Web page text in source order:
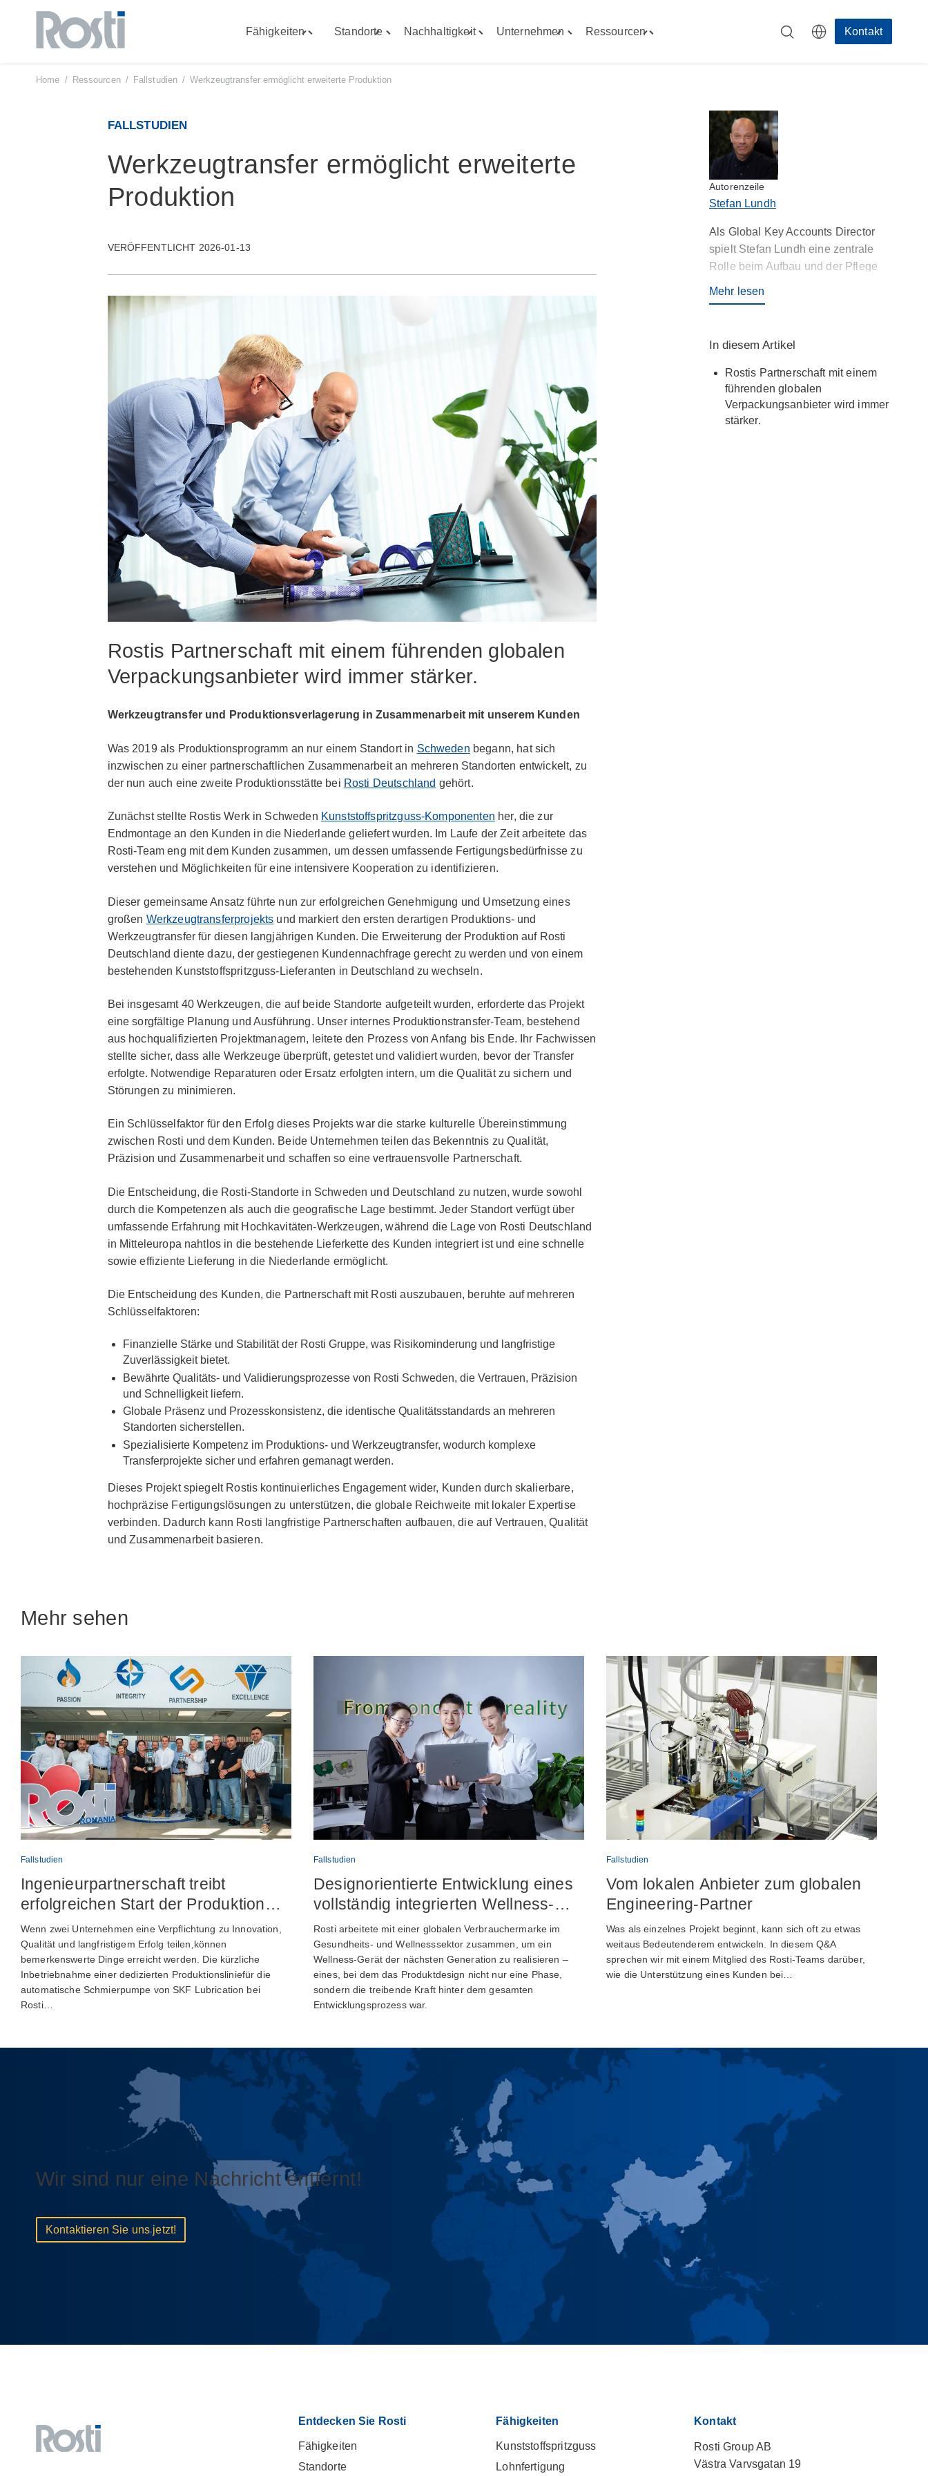
Zum
Fähigkeiten
Toggle
Standorte
Toggle
Nachhaltigkeit
Toggle
Unternehmen
Toggle
Ressourcen Kontakt
Home / Ressourcen / Fallstudien / Werkzeugtransfer ermöglicht erweiterte Produktion
FALLSTUDIEN
Werkzeugtransfer ermöglicht erweiterte
Produktion
VERÖFFENTLICHT 2026-01-13
Rostis Partnerschaft mit einem führenden globalen
Verpackungsanbieter wird immer stärker.
Werkzeugtransfer und Produktionsverlagerung in Zusammenarbeit mit unserem Kunden
Was 2019 als Produktionsprogramm an nur einem Standort in Schweden begann, hat sich
inzwischen zu einer partnerschaftlichen Zusammenarbeit an mehreren Standorten entwickelt, zu
der nun auch eine zweite Produktionsstätte bei Rosti Deutschland gehört.
Zunächst stellte Rostis Werk in Schweden Kunststoffspritzguss-Komponenten her, die zur
Endmontage an den Kunden in die Niederlande geliefert wurden. Im Laufe der Zeit arbeitete das
Rosti-Team eng mit dem Kunden zusammen, um dessen umfassende Fertigungsbedürfnisse zu
verstehen und Möglichkeiten für eine intensivere Kooperation zu identifizieren.
Dieser gemeinsame Ansatz führte nun zur erfolgreichen Genehmigung und Umsetzung eines
großen Werkzeugtransferprojekts und markiert den ersten derartigen Produktions- und
Werkzeugtransfer für diesen langjährigen Kunden. Die Erweiterung der Produktion auf Rosti
Deutschland diente dazu, der gestiegenen Kundennachfrage gerecht zu werden und von einem
bestehenden Kunststoffspritzguss-Lieferanten in Deutschland zu wechseln.
Bei insgesamt 40 Werkzeugen, die auf beide Standorte aufgeteilt wurden, erforderte das Projekt
eine sorgfältige Planung und Ausführung. Unser internes Produktionstransfer-Team, bestehend
aus hochqualifizierten Projektmanagern, leitete den Prozess von Anfang bis Ende. Ihr Fachwissen
stellte sicher, dass alle Werkzeuge überprüft, getestet und validiert wurden, bevor der Transfer
erfolgte. Notwendige Reparaturen oder Ersatz erfolgten intern, um die Qualität zu sichern und
Störungen zu minimieren.
Ein Schlüsselfaktor für den Erfolg dieses Projekts war die starke kulturelle Übereinstimmung
zwischen Rosti und dem Kunden. Beide Unternehmen teilen das Bekenntnis zu Qualität,
Präzision und Zusammenarbeit und schaffen so eine vertrauensvolle Partnerschaft.
Die Entscheidung, die Rosti-Standorte in Schweden und Deutschland zu nutzen, wurde sowohl
durch die Kompetenzen als auch die geografische Lage bestimmt. Jeder Standort verfügt über
umfassende Erfahrung mit Hochkavitäten-Werkzeugen, während die Lage von Rosti Deutschland
in Mitteleuropa nahtlos in die bestehende Lieferkette des Kunden integriert ist und eine schnelle
sowie effiziente Lieferung in die Niederlande ermöglicht.
Die Entscheidung des Kunden, die Partnerschaft mit Rosti auszubauen, beruhte auf mehreren
Schlüsselfaktoren:
Finanzielle Stärke und Stabilität der Rosti Gruppe, was Risikominderung und langfristige
Zuverlässigkeit bietet.
Bewährte Qualitäts- und Validierungsprozesse von Rosti Schweden, die Vertrauen, Präzision
und Schnelligkeit liefern.
Globale Präsenz und Prozesskonsistenz, die identische Qualitätsstandards an mehreren
Standorten sicherstellen.
Spezialisierte Kompetenz im Produktions- und Werkzeugtransfer, wodurch komplexe
Transferprojekte sicher und erfahren gemanagt werden.
Dieses Projekt spiegelt Rostis kontinuierliches Engagement wider, Kunden durch skalierbare,
hochpräzise Fertigungslösungen zu unterstützen, die globale Reichweite mit lokaler Expertise
verbinden. Dadurch kann Rosti langfristige Partnerschaften aufbauen, die auf Vertrauen, Qualität
und Zusammenarbeit basieren.
Autorenzeile
Stefan Lundh
Als Global Key Accounts Director
spielt Stefan Lundh eine zentrale
Rolle beim Aufbau und der Pflege
Rostis internationale Standorte
starkem Fokus auf
Kundenkooperation trägt Stefan
dazu bei, Wachstum voranzutreiben
und durch maßgeschneiderte
Lösungen und globale
Mehr lesen
In diesem Artikel
Rostis Partnerschaft mit einem
führenden globalen
Verpackungsanbieter wird immer
stärker.
Mehr sehen
Fallstudien
Ingenieurpartnerschaft treibt
erfolgreichen Start der Produktion
automatischer Schmiervorrichtungen
voran
Wenn zwei Unternehmen eine Verpflichtung zu Innovation,
Qualität und langfristigem Erfolg teilen,können
bemerkenswerte Dinge erreicht werden. Die kürzliche
Inbetriebnahme einer dedizierten Produktionsliniefür die
automatische Schmierpumpe von SKF Lubrication bei
Rosti…
Fallstudien
Designorientierte Entwicklung eines
vollständig integrierten Wellness-
Geräts
Rosti arbeitete mit einer globalen Verbrauchermarke im
Gesundheits- und Wellnesssektor zusammen, um ein
Wellness-Gerät der nächsten Generation zu realisieren –
eines, bei dem das Produktdesign nicht nur eine Phase,
sondern die treibende Kraft hinter dem gesamten
Entwicklungsprozess war.
Fallstudien
Vom lokalen Anbieter zum globalen
Engineering-Partner
Was als einzelnes Projekt beginnt, kann sich oft zu etwas
weitaus Bedeutenderem entwickeln. In diesem Q&A
sprechen wir mit einem Mitglied des Rosti-Teams darüber,
wie die Unterstützung eines Kunden bei…
Wir sind nur eine Nachricht entfernt!
Kontaktieren Sie uns jetzt!
Entdecken Sie Rosti
Fähigkeiten
Standorte
Fähigkeiten
Kunststoffspritzguss
Lohnfertigung
Kontakt
Rosti Group AB
Västra Varvsgatan 19